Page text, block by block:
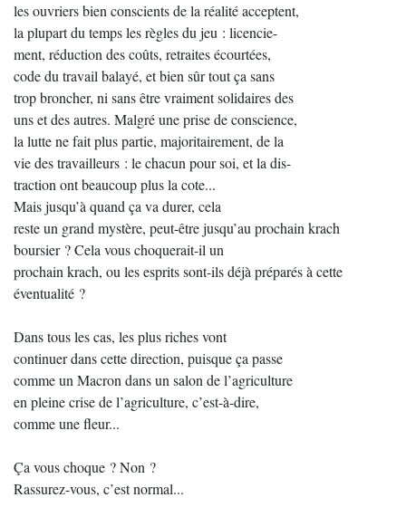
les ouvriers bien conscients de la réalité acceptent,
la plupart du temps les règles du jeu : licencie-
ment, réduction des coûts, retraites écourtées,
code du travail balayé, et bien sûr tout ça sans
trop broncher, ni sans être vraiment solidaires des
uns et des autres. Malgré une prise de conscience,
la lutte ne fait plus partie, majoritairement, de la
vie des travailleurs : le chacun pour soi, et la dis-
traction ont beaucoup plus la cote...
Mais jusqu’à quand ça va durer, cela
reste un grand mystère, peut-être jusqu’au prochain krach
boursier ? Cela vous choquerait-il un
prochain krach, ou les esprits sont-ils déjà préparés à cette
éventualité ?
Dans tous les cas, les plus riches vont
continuer dans cette direction, puisque ça passe
comme un Macron dans un salon de l’agriculture
en pleine crise de l’agriculture, c’est-à-dire,
comme une fleur...
Ça vous choque ? Non ?
Rassurez-vous, c’est normal...